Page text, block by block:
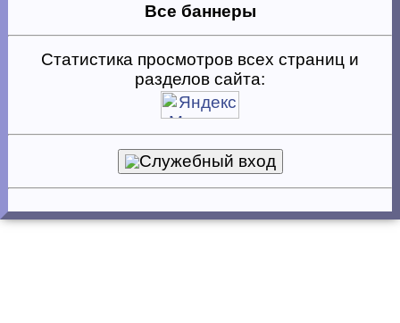
Все баннеры
Статистика просмотров всех страниц и
разделов сайта:
Служебный вход